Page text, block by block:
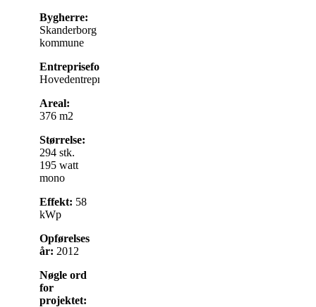
Bygherre:
Skanderborg
kommune
Entrepriseform:
Hovedentreprise
Areal:
376 m2
Størrelse:
294 stk.
195 watt
mono
Effekt: 58
kWp
Opførelses
år: 2012
Nøgle ord
for
projektet: